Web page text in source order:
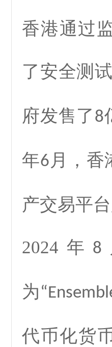
香港通过
了安全测
府发售了 8
年6 月，香
产交易平
2024 年 8
为
代币化货